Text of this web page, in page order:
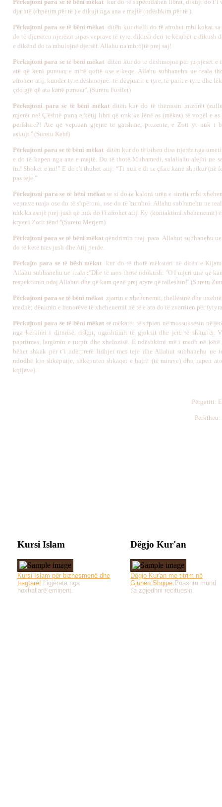
Përkujtoni para se të bëni mëkat kur do të shpërndahen librat, dikujt do t’i
djathtë (shpëtim për të ) e dikujt nga ana e majtë (ndëshkim për të ).
Përkujtoni para se të bëni mëkat ditën kur dielli do të afrohet mbi kokat
do të djersiten njerëzit sipas veprave të tyre, dikush deri te këmbët e dikush
e dikënd do ta mbulojnë djersët. Allahu na mbrojtë prej saj!
Përkujtoni para se të bëni mëkat ditën kur do të dëshmojnë për ju pjesët e
atë që keni punuar, e mirë qoftë ose e keqe. Allahu subhanehu ue teala
afrohen atij, kundër tyre dëshmojnë: të dëgjuarit e tyre, të parit e tyre dhe
çdo gjë që ata kanë punuar''. (Suretu Fusilet)
Përkujtoni para se të bëni mëkat ditën kur do të thërrasin mizorët
mjerët ne! Ç'është puna e këtij libri që nuk ka lënë as (mëkat) të vogël e as
përfshirë?! Atë që vepruan gjejnë të gatshme, prezente, e Zoti yt nuk i
askujt.'' (Suretu Kehf)
Përkujtoni para se të bëni mëkatditën kur do të bihen disa njerëz nga
e do të kapen nga ana e majtë. Do të thotë Muhamedi, salallahu alejhi ue
im! Shokët e mi!” E do t’i thuhet atij: “Ti nuk e di se çfarë kanë shpikur (në
pas teje.”
Përkujtoni para se të bëni mëkatse si do ta kaloni urën e siratit mbi
veprave tuaja ose do të shpëtoni, ose do të humbni. Allahu subhanehu ue
nuk ka asnjë prej jush që nuk do t'i afrohet atij. Ky (kontaktimi xhehenemit)
kryer i Zotit tënd.''(Suretu Merjem)
Përkujtoni para se të bëni mëkatqëndrimin tuaj para Allahut subhanehu
do të ketë mes jush dhe Atij perde.
Përkujto para se të bësh mëkat kur do të thotë mëkatari në ditën e
Allahu subhanehu ue teala :"Dhe të mos thotë ndokush: ''O I mjeri unë që
respektimin ndaj Allahut dhe që kam qenë prej atyre që talleshin!''.(Suretu
Përkujtoni para se të bëni mëkat zjarrin e xhehenemit, thellësinë dhe
madhe; dënimin e banorëve të xhehenemit në të e ata do të zvarriten për
Përkujtoni para se të bëni mëkat se mëkatet të shpien në mossuksesin në
nga kërkimi i diturisë, riskut, ngushtimit të gjoksit dhe jetë të shkurtër.
papritmas, largimin e turpit dhe xhelozisë. E ndëshkimi më i madh në këtë
bëhet shkak për t’i ndërprerë lidhjet mes teje dhe Allahut subhanehu ue
ndodhë kjo shkëputje, shkëputen shkaqet e hajrit (të mirave) dhe hapen
kqijave).
Përgatiti:
Kursi Islam
Kursi Islam për biznesmenë dhe
tregtarë! Ligjërata nga
hoxhallarë eminent.
Dëgjo Kur'an
Dëgjo Kur'an me titrim në
Gjuhën Shqipe. Poashtu mund
t'a zgjedhni recituesin.